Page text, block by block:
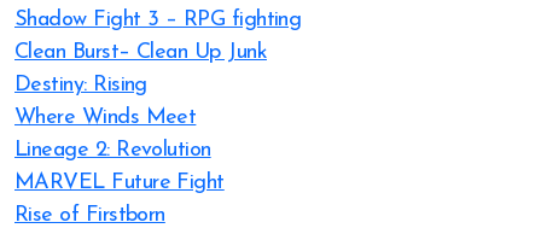
Shadow Fight 3 – RPG fighting
Clean Burst– Clean Up Junk
Destiny: Rising
Where Winds Meet
Lineage 2: Revolution
MARVEL Future Fight
Rise of Firstborn